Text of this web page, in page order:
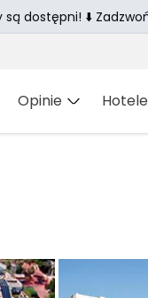
Opinie Hotele
dostępni! ⬇️